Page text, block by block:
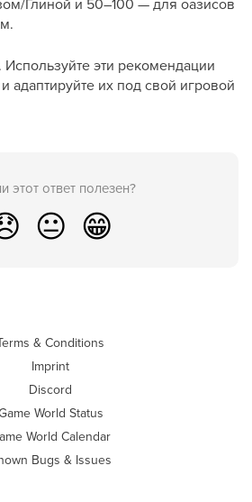
эти рекомендации
адаптируйте их под свой игровой
этот ответ полезен?
😐 😁
& Conditions
Imprint
Discord
World Status
World Calendar
Bugs & Issues